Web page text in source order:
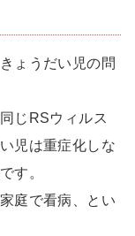
ょうだい児の問
じRSウィルス
児は重症化しな
す。
庭で看病、とい